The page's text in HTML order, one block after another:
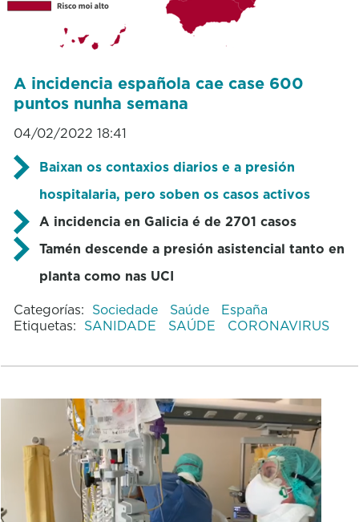
A incidencia española cae case 600
puntos nunha semana
04/02/2022 18:41
Baixan os contaxios diarios e a presión
hospitalaria, pero soben os casos activos
A incidencia en Galicia é de 2701 casos
Tamén descende a presión asistencial tanto en
planta como nas UCI
Categorías: Sociedade Saúde
España
Etiquetas: SANIDADE SAÚDE CORONAVIRUS